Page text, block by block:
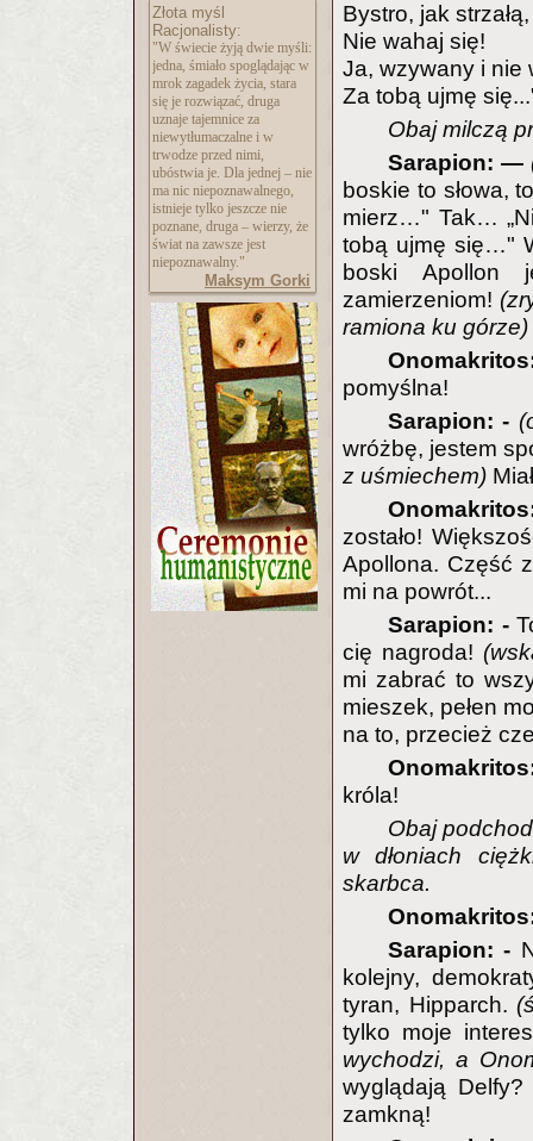
Złota myśl
Racjonalisty:
"W świecie żyją dwie myśli:
jedna, śmiało spoglądając w
mrok zagadek życia, stara
się je rozwiązać, druga
uznaje tajemnice za
niewytłumaczalne i w
trwodze przed nimi,
ubóstwia je. Dla jednej – nie
ma nic niepoznawalnego,
istnieje tylko jeszcze nie
poznane, druga – wierzy, że
świat na zawsze jest
niepoznawalny."
Maksym Gorki
Bystro, jak
Nie wahaj się!
Ja, wzywany i
Za tobą ujmę
Obaj milczą
Sarapion: —
boskie to słowa,
mierz…" Tak…
tobą ujmę się…"
boski Apollon
zamierzeniom!
ramiona ku górze)
pomyślna!
Sarapion: -
wróżbę, jestem
z uśmiechem)
zostało!
Apollona. Część
mi na powrót...
Sarapion: -
cię nagroda!
mi zabrać to
mieszek, pełen
na to, przecież
króla!
Obaj
w dłoniach
skarbca.
Sarapion: -
kolejny,
tyran, Hipparch.
tylko moje
wychodzi, a
wyglądają
zamkną!